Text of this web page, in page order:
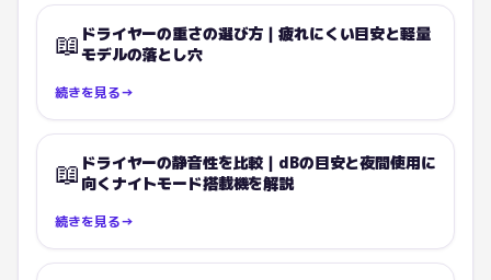
📖 ドライヤーの重さの選び方｜疲れにくい目安と軽量
モデルの落とし穴
続きを見る→
📖 ドライヤーの静音性を比較｜dBの目安と夜間使用に
向くナイトモード搭載機を解説
続きを見る→